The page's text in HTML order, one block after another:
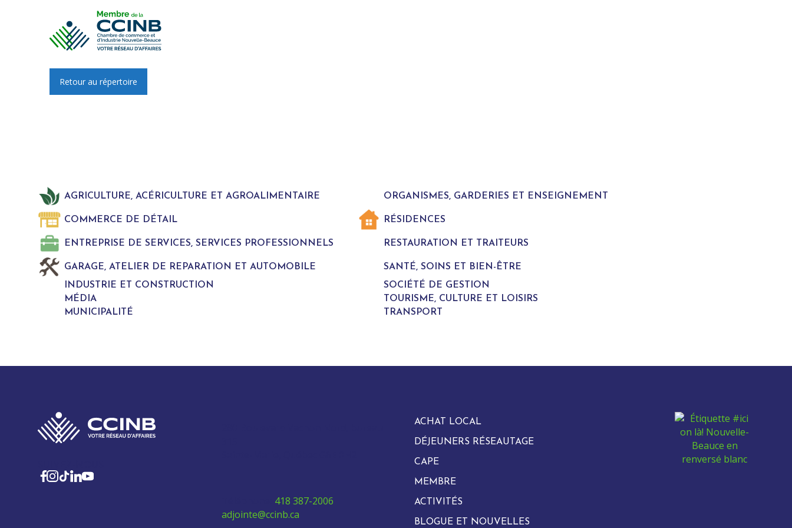
Retour au répertoire
AGRICULTURE, ACÉRICULTURE ET AGROALIMENTAIRE ORGANISMES, GARDERIES ET ENSEIGNEMENT
COMMERCE DE DÉTAIL RÉSIDENCES
ENTREPRISE DE SERVICES, SERVICES PROFESSIONNELS RESTAURATION ET TRAITEURS
GARAGE, ATELIER DE REPARATION ET AUTOMOBILE
SANTÉ, SOINS ET BIEN-ÊTRE
INDUSTRIE ET CONSTRUCTION
SOCIÉTÉ DE GESTION
MÉDIA
TOURISME, CULTURE ET LOISIRS
MUNICIPALITÉ
TRANSPORT
418 387-2006
adjointe@ccinb.ca
ACHAT LOCAL
DÉJEUNERS RÉSEAUTAGE
CAPE
MEMBRE
ACTIVITÉS
BLOGUE ET NOUVELLES